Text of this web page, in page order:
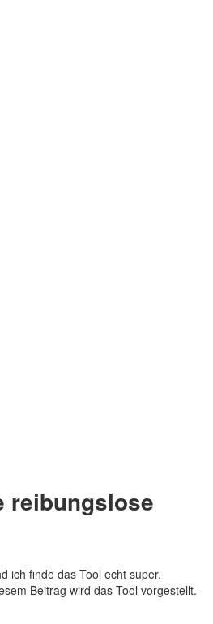
reibungslose
ich finde das Tool echt super.
Beitrag wird das Tool vorgestellt.